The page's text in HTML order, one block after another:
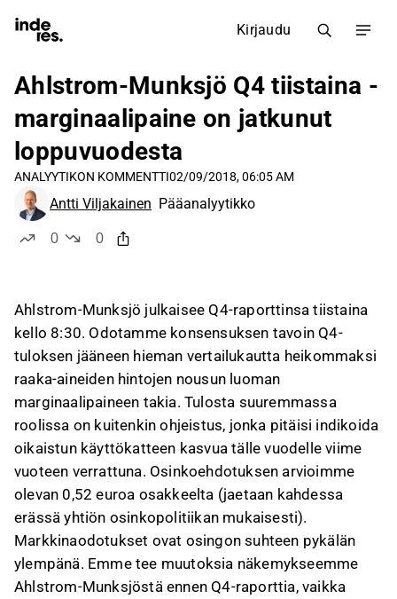
Kirjaudu
Ahlstrom-Munksjö Q4 tiistaina -
marginaalipaine on jatkunut
loppuvuodesta
ANALYYTIKON KOMMENTTI02/09/2018, 06:05 AM
Antti Viljakainen Pääanalyytikko
0
0
Ahlstrom-Munksjö julkaisee Q4-raporttinsa tiistaina
kello 8:30. Odotamme konsensuksen tavoin Q4-
tuloksen jääneen hieman vertailukautta heikommaksi
raaka-aineiden hintojen nousun luoman
marginaalipaineen takia. Tulosta suuremmassa
roolissa on kuitenkin ohjeistus, jonka pitäisi indikoida
oikaistun käyttökatteen kasvua tälle vuodelle viime
vuoteen verrattuna. Osinkoehdotuksen arvioimme
olevan 0,52 euroa osakkeelta (jaetaan kahdessa
erässä yhtiön osinkopolitiikan mukaisesti).
Markkinaodotukset ovat osingon suhteen pykälän
ylempänä. Emme tee muutoksia näkemykseemme
Ahlstrom-Munksjöstä ennen Q4-raporttia, vaikka